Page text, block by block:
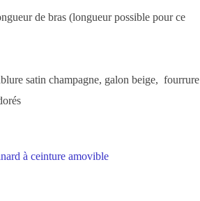
de bras (longueur possible pour ce
satin champagne, galon beige, fourrure